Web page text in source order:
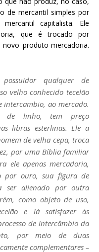
de mercantil simples por
capitalista. Ele
que é trocado por
produto-mercadoria.
possuidor qualquer de
velho conhecido tecelão
intercambio, ao mercado.
de linho, tem preço
libras esterlinas. Ele a
de velha cepa, troca
por uma Bíblia familiar
ele apenas mercadoria,
por ouro, sua figura de
ser alienado por outra
como objeto de uso,
e lá satisfazer às
de intercâmbio da
por meio de duas
complementares –